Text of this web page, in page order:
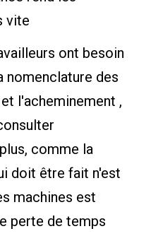
vite
ont besoin
nomenclature des
l'acheminement ,
comme la
doit être fait n'est
machines est
perte de temps